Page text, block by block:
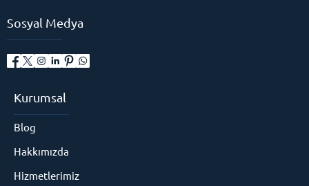
Sosyal Medya
Kurumsal
Blog
Hakkımızda
Hizmetlerimiz